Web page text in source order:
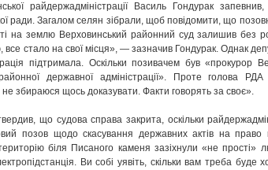
райдержадміністрації Василь Гондурак
ради. Загалом селян зібрали, щоб повідомити, що
на землю Верховинський районний суд залишив без
стало на свої місця», — зазначив Гондурак. Однак
підтримала. Оскільки позивачем був «прокурор
державної адміністрації». Проте голова РДА
збираюся щось доказувати. Факти говорять за своє».
що судова справа закрита, оскільки
позов щодо скасування державних актів на право
біля Писаного каменя зазіхнули «не прості»
Ви собі уявіть, скільки вам треба буде